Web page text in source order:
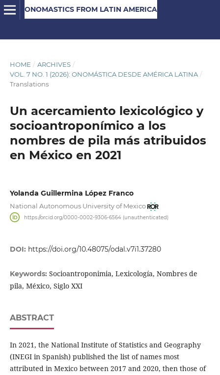
ONOMASTICS FROM LATIN AMERICA
HOME / ARCHIVES /
VOL. 7 NO. 1 (2026): ONOMÁSTICA DESDE AMÉRICA LATINA /
Translations
Un acercamiento lexicológico y
socioantroponímico a los
nombres de pila más atribuidos
en México en 2021
Yolanda Guillermina López Franco
National Autonomous University of Mexico
https://orcid.org/0000-0002-9306-6564 (unauthenticated)
DOI: https://doi.org/10.48075/odal.v7i1.37280
Keywords: Socioantroponimia, Lexicología, Nombres de
pila, México, Siglo XXI
ABSTRACT
In 2021, the National Institute of Statistics and Geography
(INEGI in Spanish) published the list of names most
attributed in Mexico between 2017 and 2020, then those of